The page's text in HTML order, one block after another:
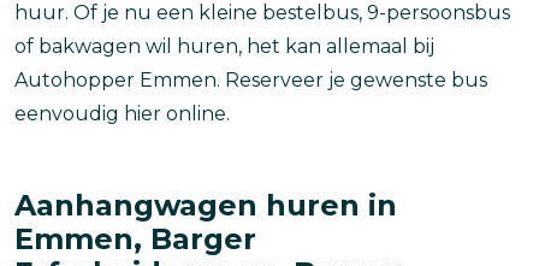
huur. Of je nu een kleine bestelbus, 9-persoonsbus
of bakwagen wil huren, het kan allemaal bij
Autohopper Emmen. Reserveer je gewenste bus
eenvoudig hier online.
Aanhangwagen huren in
Emmen, Barger